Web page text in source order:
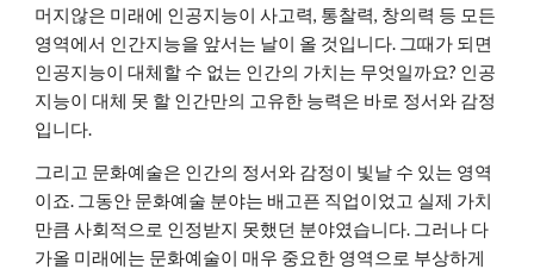
머지않은 미래에 인공지능이 사고력, 통찰력, 창의력 등 모든
영역에서 인간지능을 앞서는 날이 올 것입니다. 그때가 되면
인공지능이 대체할 수 없는 인간의 가치는 무엇일까요? 인공
지능이 대체 못 할 인간만의 고유한 능력은 바로 정서와 감정
입니다.
그리고 문화예술은 인간의 정서와 감정이 빛날 수 있는 영역
이죠. 그동안 문화예술 분야는 배고픈 직업이었고 실제 가치
만큼 사회적으로 인정받지 못했던 분야였습니다. 그러나 다
가올 미래에는 문화예술이 매우 중요한 영역으로 부상하게